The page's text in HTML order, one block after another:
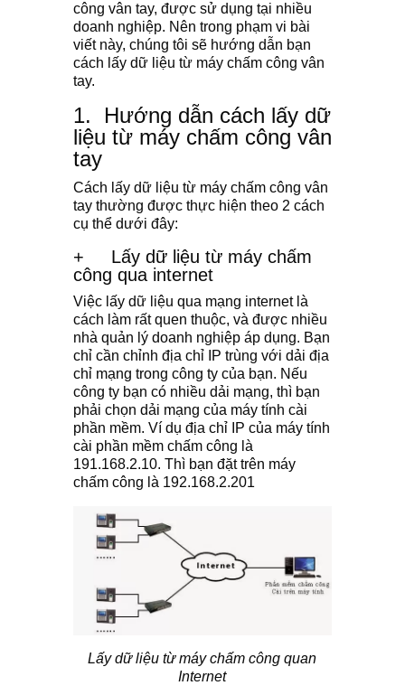
công vân tay, được sử dụng tại nhiều
doanh nghiệp. Nên trong phạm vi bài
viết này, chúng tôi sẽ hướng dẫn bạn
cách lấy dữ liệu từ máy chấm công vân
tay.
1. Hướng dẫn cách lấy dữ
liệu từ máy chấm công vân
tay
Cách lấy dữ liệu từ máy chấm công vân
tay thường được thực hiện theo 2 cách
cụ thể dưới đây:
+ Lấy dữ liệu từ máy chấm
công qua internet
Việc lấy dữ liệu qua mạng internet là
cách làm rất quen thuộc, và được nhiều
nhà quản lý doanh nghiệp áp dụng. Bạn
chỉ cần chỉnh địa chỉ IP trùng với dải địa
chỉ mạng trong công ty của bạn. Nếu
công ty bạn có nhiều dải mạng, thì bạn
phải chọn dải mạng của máy tính cài
phần mềm. Ví dụ địa chỉ IP của máy tính
cài phần mềm chấm công là
191.168.2.10. Thì bạn đặt trên máy
chấm công là 192.168.2.201
Lấy dữ liệu từ máy chấm công quan
Internet